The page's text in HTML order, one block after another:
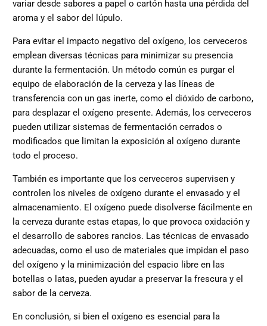
variar desde sabores a papel o cartón hasta una pérdida del
aroma y el sabor del lúpulo.
Para evitar el impacto negativo del oxígeno, los cerveceros
emplean diversas técnicas para minimizar su presencia
durante la fermentación. Un método común es purgar el
equipo de elaboración de la cerveza y las líneas de
transferencia con un gas inerte, como el dióxido de carbono,
para desplazar el oxígeno presente. Además, los cerveceros
pueden utilizar sistemas de fermentación cerrados o
modificados que limitan la exposición al oxígeno durante
todo el proceso.
También es importante que los cerveceros supervisen y
controlen los niveles de oxígeno durante el envasado y el
almacenamiento. El oxígeno puede disolverse fácilmente en
la cerveza durante estas etapas, lo que provoca oxidación y
el desarrollo de sabores rancios. Las técnicas de envasado
adecuadas, como el uso de materiales que impidan el paso
del oxígeno y la minimización del espacio libre en las
botellas o latas, pueden ayudar a preservar la frescura y el
sabor de la cerveza.
En conclusión, si bien el oxígeno es esencial para la